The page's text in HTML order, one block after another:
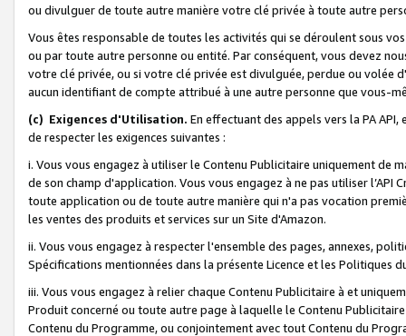
ou divulguer de toute autre manière votre clé privée à toute autre
Vous êtes responsable de toutes les activités qui se déroulent sous
ou par toute autre personne ou entité. Par conséquent, vous devez
votre clé privée, ou si votre clé privée est divulguée, perdue ou volée
aucun identifiant de compte attribué à une autre personne que vous-
(c) Exigences d'Utilisation. En effectuant des appels vers la PA
de respecter les exigences suivantes :
i. Vous vous engagez à utiliser le Contenu Publicitaire uniquement de
de son champ d'application. Vous vous engagez à ne pas utiliser l’API
toute application ou de toute autre manière qui n'a pas vocation
les ventes des produits et services sur un Site d'Amazon.
ii. Vous vous engagez à respecter l'ensemble des pages, annexes,
Spécifications mentionnées dans la présente Licence et les Politiques
iii. Vous vous engagez à relier chaque Contenu Publicitaire à et
Produit concerné ou toute autre page à laquelle le Contenu
Contenu du Programme, ou conjointement avec tout Contenu du